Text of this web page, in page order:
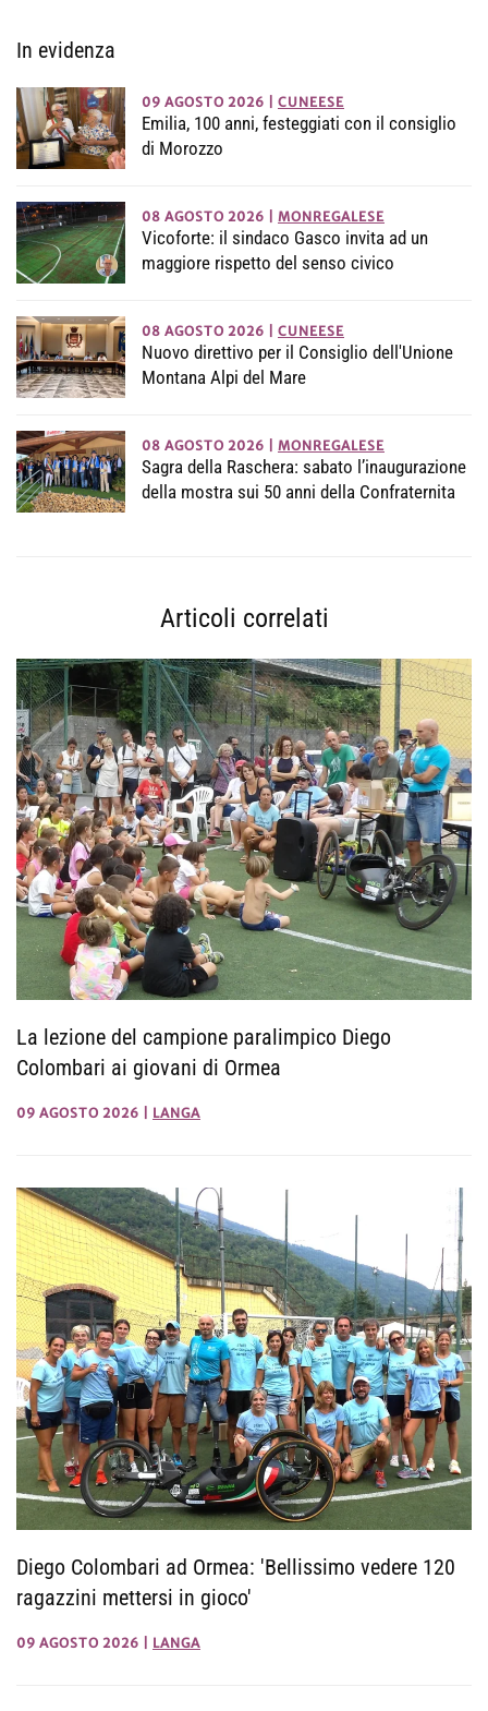
In evidenza
09 AGOSTO 2026 CUNEESE
Emilia, 100 anni, festeggiati con il consiglio
di Morozzo
08 AGOSTO 2026 MONREGALESE
Vicoforte: il sindaco Gasco invita ad un
maggiore rispetto del senso civico
08 AGOSTO 2026 CUNEESE
Nuovo direttivo per il Consiglio dell'Unione
Montana Alpi del Mare
08 AGOSTO 2026 MONREGALESE
Sagra della Raschera: sabato l’inaugurazione
della mostra sui 50 anni della Confraternita
Articoli correlati
La lezione del campione paralimpico Diego
Colombari ai giovani di Ormea
09 AGOSTO 2026 LANGA
Diego Colombari ad Ormea: 'Bellissimo vedere 120
ragazzini mettersi in gioco'
09 AGOSTO 2026 LANGA